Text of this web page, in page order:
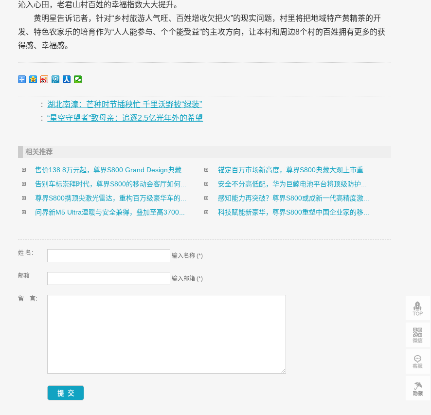
沁入心田，老君山村百姓的幸福指数大大提升。
黄明星告诉记者，针对“乡村旅游人气旺、百姓增收欠把火”的现实问题，村里将把地域特产黄精茶的开
发、特色农家乐的培育作为“人人能参与、个个能受益”的主攻方向，让本村和周边8个村的百姓拥有更多的获
得感、幸福感。
:
湖北南漳：芒种时节插秧忙 千里沃野披“绿装”
:
“星空守望者”致母亲：追逐2.5亿光年外的希望
相关推荐
售价138.8万元起，尊界S800 Grand Design典藏...
锚定百万市场新高度，尊界S800典藏大观上市重...
告别车标崇拜时代，尊界S800的移动会客厅如何...
安全不分高低配，华为巨鲸电池平台将顶级防护...
尊界S800携顶尖激光雷达，重构百万级豪华车的...
感知能力再突破？尊界S800或成新一代高精度激...
问界新M5 Ultra温暖与安全兼得，叠加至高3700...
科技赋能新豪华，尊界S800重塑中国企业家的移...
姓 名： 输入名称 (*)
邮箱 输入邮箱 (*)
留 言: